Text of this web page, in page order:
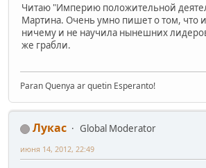
Читаю "Империю положительной
Мартина. Очень умно пишет о том, что
ничему и не научила нынешних
же грабли.
Paran Quenya ar quetin Esperanto!
Лукас
Global Moderator
июня 14, 2012, 22:49